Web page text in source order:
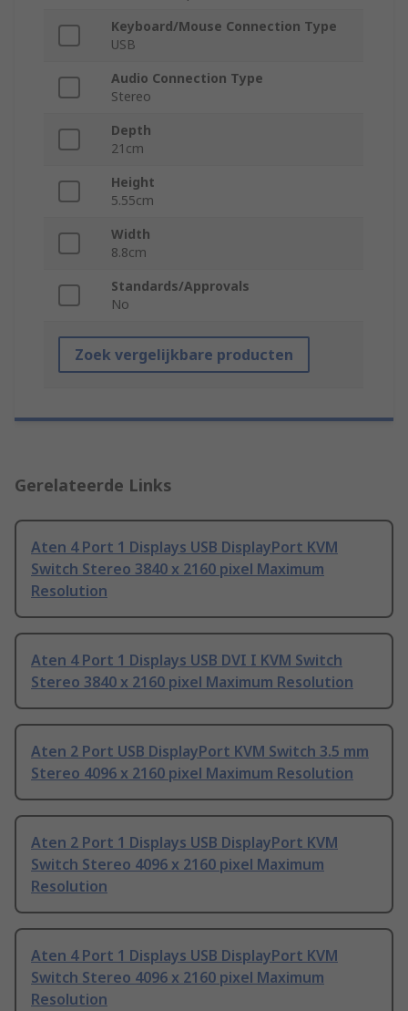
Keyboard/Mouse Connection Type
USB
Audio Connection Type
Stereo
Depth
21cm
Height
5.55cm
Width
8.8cm
Standards/Approvals
No
Zoek vergelijkbare producten
Gerelateerde Links
Aten 4 Port 1 Displays USB DisplayPort KVM
Switch Stereo 3840 x 2160 pixel Maximum
Resolution
Aten 4 Port 1 Displays USB DVI I KVM Switch
Stereo 3840 x 2160 pixel Maximum Resolution
Aten 2 Port USB DisplayPort KVM Switch 3.5 mm
Stereo 4096 x 2160 pixel Maximum Resolution
Aten 2 Port 1 Displays USB DisplayPort KVM
Switch Stereo 4096 x 2160 pixel Maximum
Resolution
Aten 4 Port 1 Displays USB DisplayPort KVM
Switch Stereo 4096 x 2160 pixel Maximum
Resolution